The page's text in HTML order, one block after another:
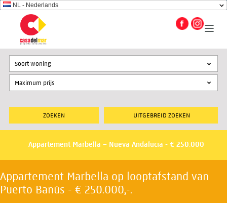
NL - Nederlands
UITGEBREID ZOEKEN
Soort woning
Appartement Marbella – Nueva Andalucia - € 250.000
Appartement Marbella op looptafstand van
Puerto Banús - € 250.000,-.